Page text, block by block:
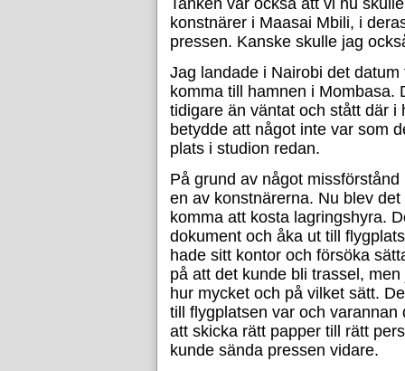
konstnärer i Maasai Mbili, i
pressen. Kanske skulle jag
Jag landade i Nairobi det
komma till hamnen i Mombasa.
tidigare än väntat och stått där
betydde att något inte var som
plats i studion redan.
På grund av något
en av konstnärerna. Nu blev
komma att kosta lagringshyra.
dokument och åka ut till
hade sitt kontor och försöka
på att det kunde bli trassel,
hur mycket och på vilket sätt.
till flygplatsen var och
att skicka rätt papper till rätt
kunde sända pressen vidare.